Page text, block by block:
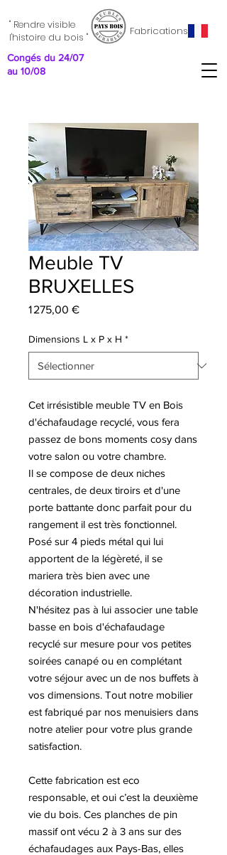
" Rendre visible
l'histoire du bois "
Fabrications
Congés du 24/07
au 10/08
Meuble TV
BRUXELLES
1 275,00 €Prix
Dimensions L x P x H *
Cet irrésistible meuble TV en Bois
d'échafaudage recyclé, vous fera
passez de bons moments cosy dans
votre salon ou votre chambre.
Il se compose de deux niches
centrales, de deux tiroirs et d'une
porte battante donc parfait pour du
rangement il est très fonctionnel.
Posé sur 4 pieds métal qui lui
apportent de la légèreté, il se
mariera très bien avec une
décoration industrielle.
N'hésitez pas à lui associer une table
basse en bois d'échafaudage
recyclé sur mesure pour vos petites
soirées canapé ou en complétant
votre séjour avec un de nos buffets à
vos dimensions. Tout notre mobilier
est fabriqué par nos menuisiers dans
notre atelier pour votre plus grande
satisfaction.
Cette fabrication est eco
responsable, et oui c’est la deuxième
vie du bois. Ces planches de pin
massif ont vécu 2 à 3 ans sur des
échafaudages aux Pays-Bas, elles